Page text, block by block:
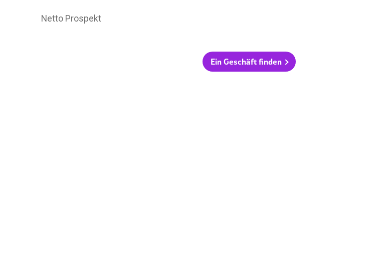
Netto Prospekt
Ein Geschäft finden